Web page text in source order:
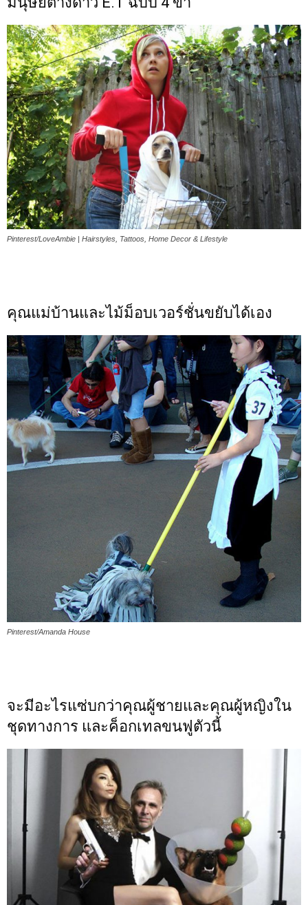
Pinterest/LoveAmbie | Hairstyles, Tattoos, Home Decor & Lifestyle
คุณแม่บ้านและไม้ม็อบเวอร์ชั่นขยับได้เอง
Pinterest/Amanda House
จะมีอะไรแซ่บกว่าคุณผู้ชายและคุณผู้หญิงใน
ชุดทางการ และค็อกเทลขนฟูตัวนี้